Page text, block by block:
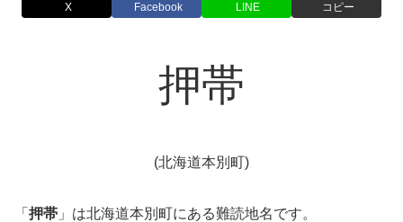
X Facebook LINE コピー
押帯
(北海道本別町)
「 押帯 」は北海道本別町にある難読地名です。